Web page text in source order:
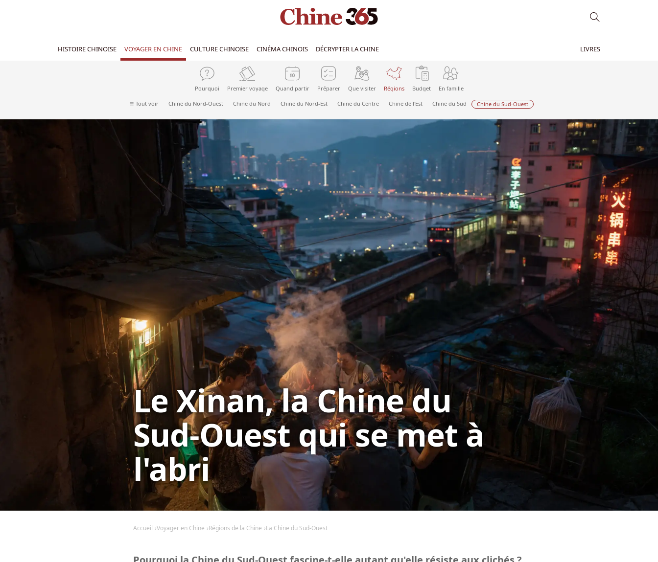
HISTOIRE CHINOISE VOYAGER EN CHINE CULTURE CHINOISE CINÉMA CHINOIS DÉCRYPTER LA CHINE LIVRES
Pourquoi Premier voyage Quand partir Préparer Que visiter Régions Budget En famille
Tout voir Chine du Nord-Ouest Chine du Nord Chine du Nord-Est Chine du Centre Chine de l'Est Chine du Sud Chine du Sud-Ouest
Le Xinan, la Chine du
Sud-Ouest qui se met à
l'abri
Accueil Voyager en Chine Régions de la Chine La Chine du Sud-Ouest